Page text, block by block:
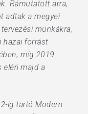
Rámutatott arra,
adtak a megyei
munkákra,
hazai forrást
míg 2019
eléri majd a
ig tartó Modern